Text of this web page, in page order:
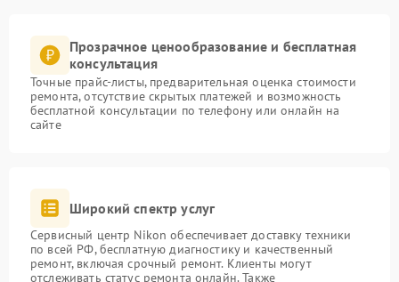
Прозрачное ценообразование и бесплатная
консультация
Точные прайс-листы, предварительная оценка стоимости
ремонта, отсутствие скрытых платежей и возможность
бесплатной консультации по телефону или онлайн на
сайте
Широкий спектр услуг
Сервисный центр Nikon обеспечивает доставку техники
по всей РФ, бесплатную диагностику и качественный
ремонт, включая срочный ремонт. Клиенты могут
отслеживать статус ремонта онлайн. Также